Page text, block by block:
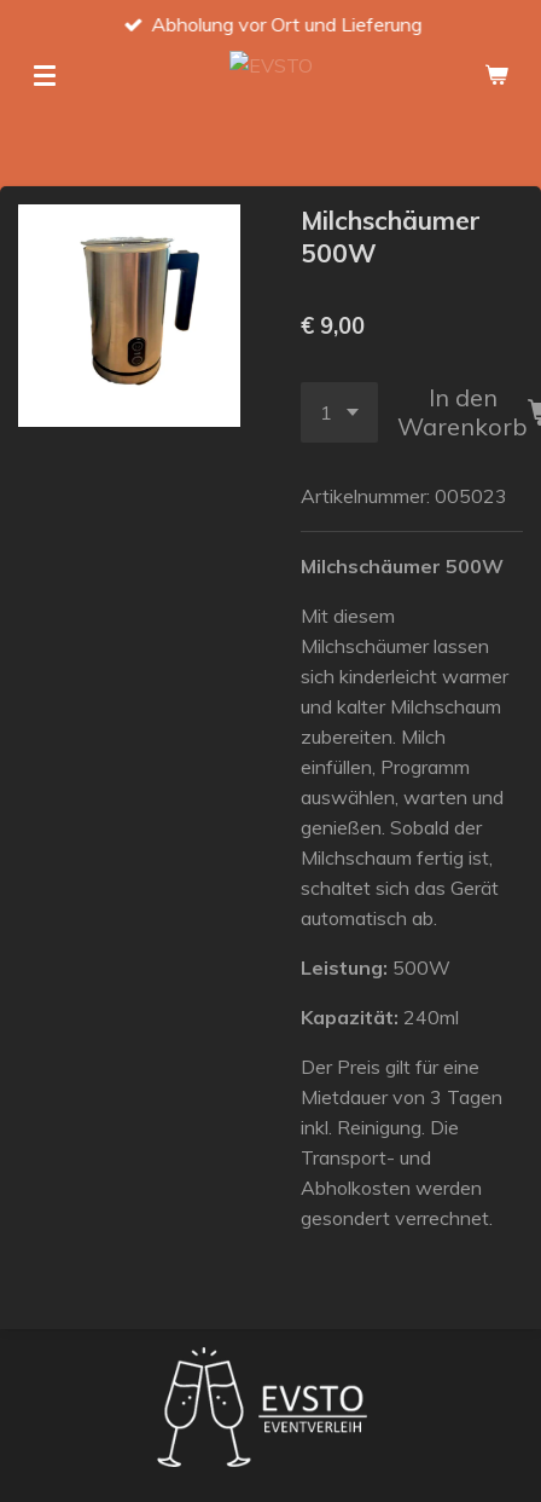
springen
Abholung vor Ort und Lieferung
Milchschäumer
500W
€ 9,00
In den
Warenkorb
Artikelnummer: 005023
Milchschäumer 500W
Mit diesem
Milchschäumer lassen
sich kinderleicht warmer
und kalter Milchschaum
zubereiten. Milch
einfüllen, Programm
auswählen, warten und
genießen. Sobald der
Milchschaum fertig ist,
schaltet sich das Gerät
automatisch ab.
Leistung: 500W
Kapazität: 240ml
Der Preis gilt für eine
Mietdauer von 3 Tagen
inkl. Reinigung. Die
Transport- und
Abholkosten werden
gesondert verrechnet.